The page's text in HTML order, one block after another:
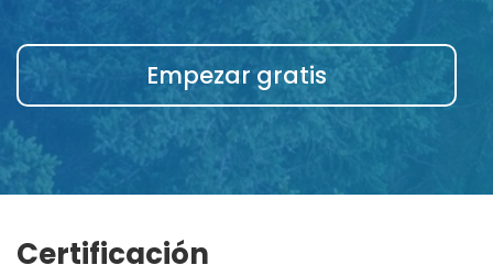
Empezar gratis
Certificación